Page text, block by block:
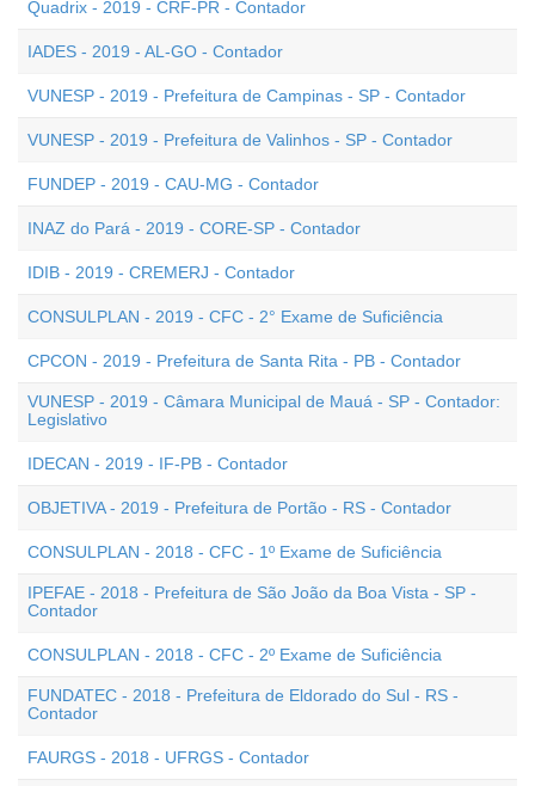
Quadrix - 2019 - CRF-PR - Contador
IADES - 2019 - AL-GO - Contador
VUNESP - 2019 - Prefeitura de Campinas - SP - Contador
VUNESP - 2019 - Prefeitura de Valinhos - SP - Contador
FUNDEP - 2019 - CAU-MG - Contador
INAZ do Pará - 2019 - CORE-SP - Contador
IDIB - 2019 - CREMERJ - Contador
CONSULPLAN - 2019 - CFC - 2° Exame de Suficiência
CPCON - 2019 - Prefeitura de Santa Rita - PB - Contador
VUNESP - 2019 - Câmara Municipal de Mauá - SP - Contador:
Legislativo
IDECAN - 2019 - IF-PB - Contador
OBJETIVA - 2019 - Prefeitura de Portão - RS - Contador
CONSULPLAN - 2018 - CFC - 1º Exame de Suficiência
IPEFAE - 2018 - Prefeitura de São João da Boa Vista - SP -
Contador
CONSULPLAN - 2018 - CFC - 2º Exame de Suficiência
FUNDATEC - 2018 - Prefeitura de Eldorado do Sul - RS -
Contador
FAURGS - 2018 - UFRGS - Contador